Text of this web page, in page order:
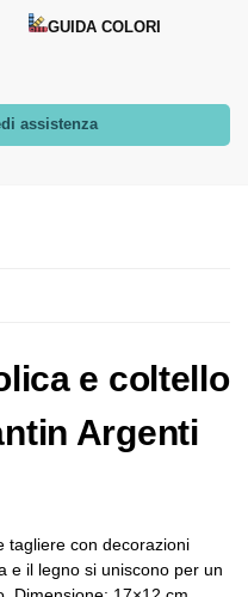
GUIDA COLORI
assistenza
e coltello
Argenti
tagliere con decorazioni
e il legno si uniscono per un